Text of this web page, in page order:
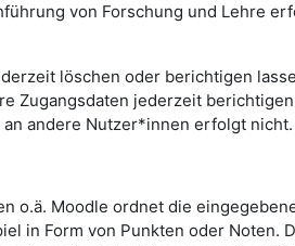
von Forschung und Lehre
löschen oder berichtigen
Zugangsdaten jederzeit
andere Nutzer*innen erfolgt nicht.
o.ä. Moodle ordnet die
in Form von Punkten oder Noten.